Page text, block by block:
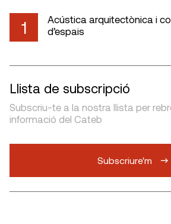
1
Acústica arquitectònica i
d’espais
Llista de subscripció
Subscriu-te a la nostra llista per
informació del Cateb
Subscriure'm